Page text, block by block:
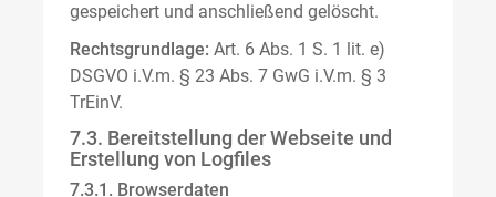
gespeichert und anschließend gelöscht.
Rechtsgrundlage: Art. 6 Abs. 1 S. 1 lit. e)
DSGVO i.V.m. § 23 Abs. 7 GwG i.V.m. § 3
TrEinV.
7.3. Bereitstellung der Webseite und
Erstellung von Logfiles
7.3.1. Browserdaten